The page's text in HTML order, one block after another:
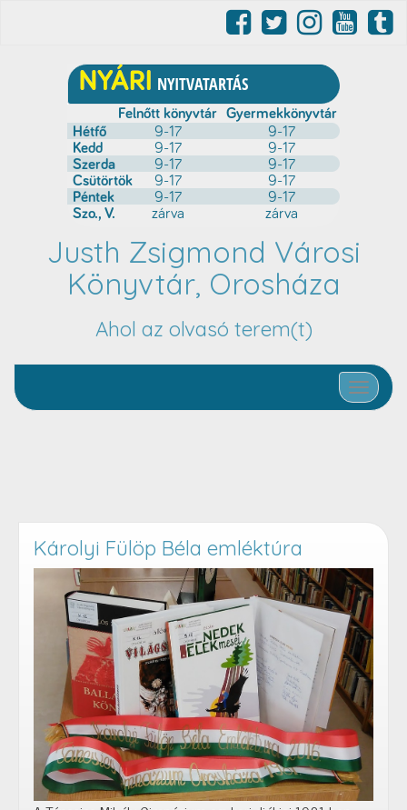
Justh Zsigmond Városi
Könyvtár, Orosháza
Ahol az olvasó terem(t)
Toggle
Károlyi Fülöp Béla emléktúra